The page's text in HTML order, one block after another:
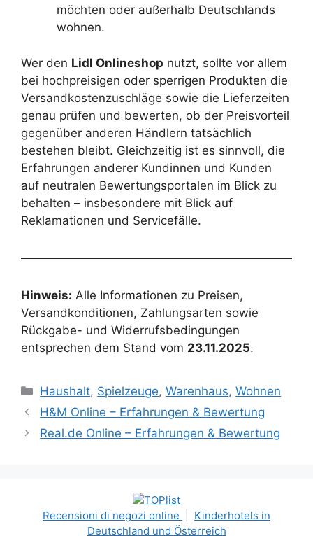
möchten oder außerhalb Deutschlands
wohnen.
Wer den Lidl Onlineshop nutzt, sollte vor allem
bei hochpreisigen oder sperrigen Produkten die
Versandkostenzuschläge sowie die Lieferzeiten
genau prüfen und bewerten, ob der Preisvorteil
gegenüber anderen Händlern tatsächlich
bestehen bleibt. Gleichzeitig ist es sinnvoll, die
Erfahrungen anderer Kundinnen und Kunden
auf neutralen Bewertungsportalen im Blick zu
behalten – insbesondere mit Blick auf
Reklamationen und Servicefälle.
Hinweis: Alle Informationen zu Preisen,
Versandkonditionen, Zahlungsarten sowie
Rückgabe- und Widerrufsbedingungen
entsprechen dem Stand vom 23.11.2025.
Categories
Haushalt, Spielzeuge,Warenhaus,Wohnen
H&M Online – Erfahrungen & Bewertung
Real.de Online – Erfahrungen & Bewertung
Recensioni di negozi online
Kinderhotels in
Deutschland und Österreich